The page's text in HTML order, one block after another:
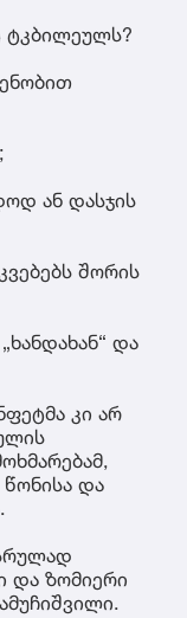
ტკბილეულს?
ან დასჯის
შორის
და
კი არ
და
და ზომიერი